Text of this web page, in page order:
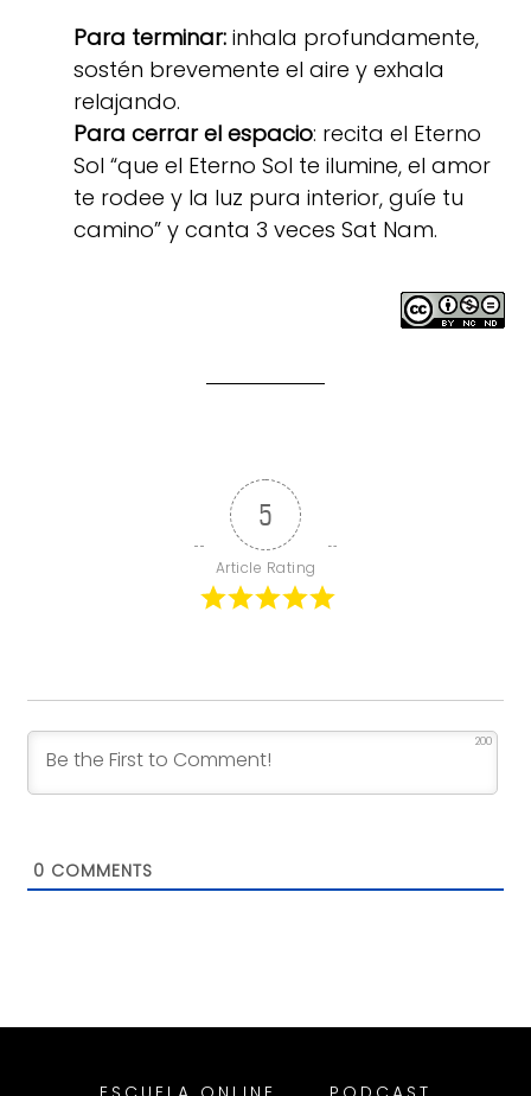
Para terminar:inhala profundamente,
sostén brevemente el aire y exhala
relajando.
Para cerrar el espacio: recita el Eterno
Sol “que el Eterno Sol te ilumine, el amor
te rodee y la luz pura interior, guíe tu
camino” y canta 3 veces Sat Nam.
5
Article Rating
200
0 COMMENTS